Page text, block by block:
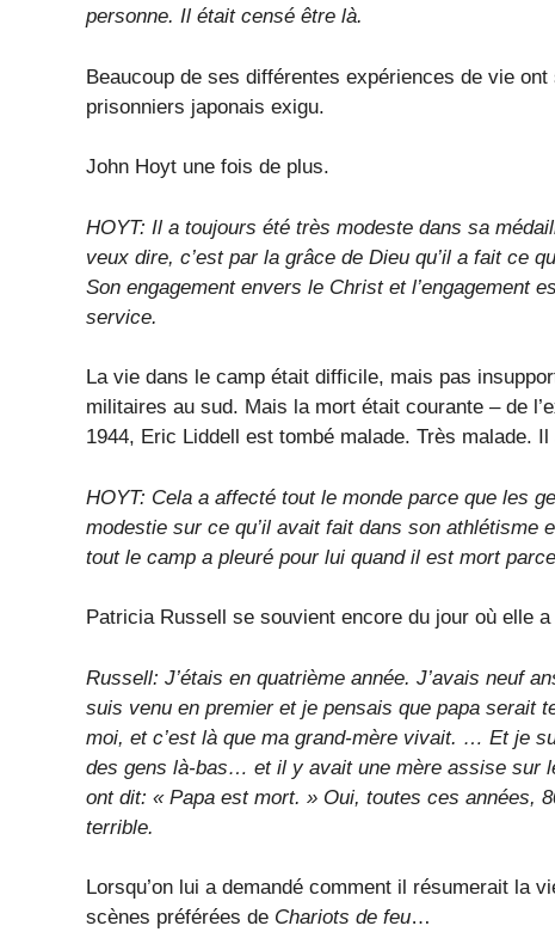
personne. Il était censé être là.
Beaucoup de ses différentes expériences de vie
prisonniers japonais exigu.
John Hoyt une fois de plus.
HOYT: Il a toujours été très modeste dans sa
veux dire, c’est par la grâce de Dieu qu’il a fait ce
Son engagement envers le Christ et l’engagement
service.
La vie dans le camp était difficile, mais pas
militaires au sud. Mais la mort était courante – de
1944, Eric Liddell est tombé malade. Très malade.
HOYT: Cela a affecté tout le monde parce que les
modestie sur ce qu’il avait fait dans son
tout le camp a pleuré pour lui quand il est mort
Patricia Russell se souvient encore du jour où elle
Russell: J’étais en quatrième année. J’avais neuf
suis venu en premier et je pensais que papa
moi, et c’est là que ma grand-mère vivait. … Et je
des gens là-bas… et il y avait une mère assise sur
ont dit: « Papa est mort. » Oui, toutes ces années,
terrible.
Lorsqu’on lui a demandé comment il résumerait la
scènes préférées de Chariots de feu…